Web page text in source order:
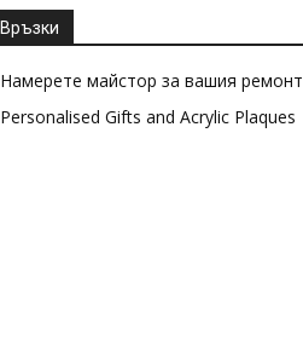
Връзки
Намерете майстор за вашия ремонт
Personalised Gifts and Acrylic Plaques